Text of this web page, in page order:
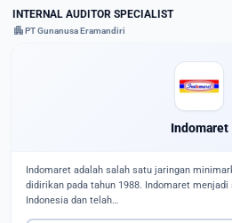
INTERNAL AUDITOR SPECIALIST
apartmentPT Gunanusa Eramandiri
Indomaret
Indomaret adalah salah satu jaringan
didirikan pada tahun 1988. Indomaret
Indonesia dan telah…